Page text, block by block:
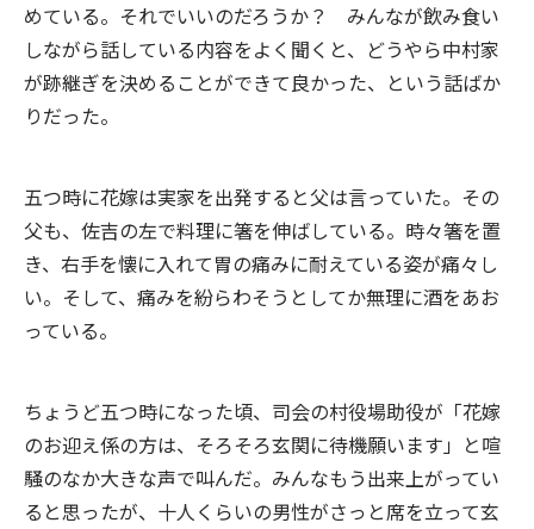
めている。それでいいのだろうか？ みんなが飲み食い
しながら話している内容をよく聞くと、どうやら中村家
が跡継ぎを決めることができて良かった、という話ばか
りだった。
五つ時に花嫁は実家を出発すると父は言っていた。その
父も、佐吉の左で料理に箸を伸ばしている。時々箸を置
き、右手を懐に入れて胃の痛みに耐えている姿が痛々し
い。そして、痛みを紛らわそうとしてか無理に酒をあお
っている。
ちょうど五つ時になった頃、司会の村役場助役が「花嫁
のお迎え係の方は、そろそろ玄関に待機願います」と喧
騒のなか大きな声で叫んだ。みんなもう出来上がってい
ると思ったが、十人くらいの男性がさっと席を立って玄